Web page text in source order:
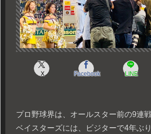
X Facebook LINE
プロ野球界は、オールスター前の9連戦
ベイスターズには、ビジターで4年ぶ